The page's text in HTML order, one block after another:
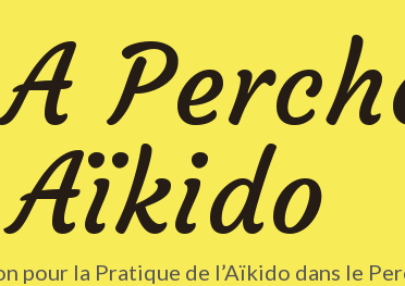
Aïkido
pour la Pratique de l’Aïkido dans le